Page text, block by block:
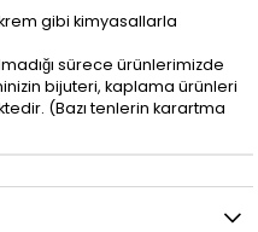
gibi kimyasallarla
sürece ürünlerimizde
bijuteri, kaplama ürünleri
(Bazı tenlerin karartma